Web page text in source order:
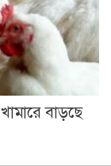
বাড়ছে